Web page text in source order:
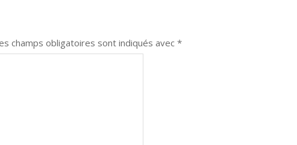
champs obligatoires sont indiqués avec *